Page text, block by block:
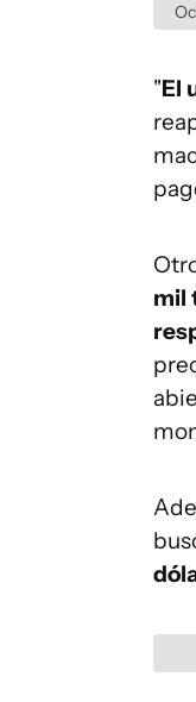
"El
mil